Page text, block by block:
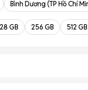
Bình Dương (TP Hồ Chí
GB 256 GB 512 GB